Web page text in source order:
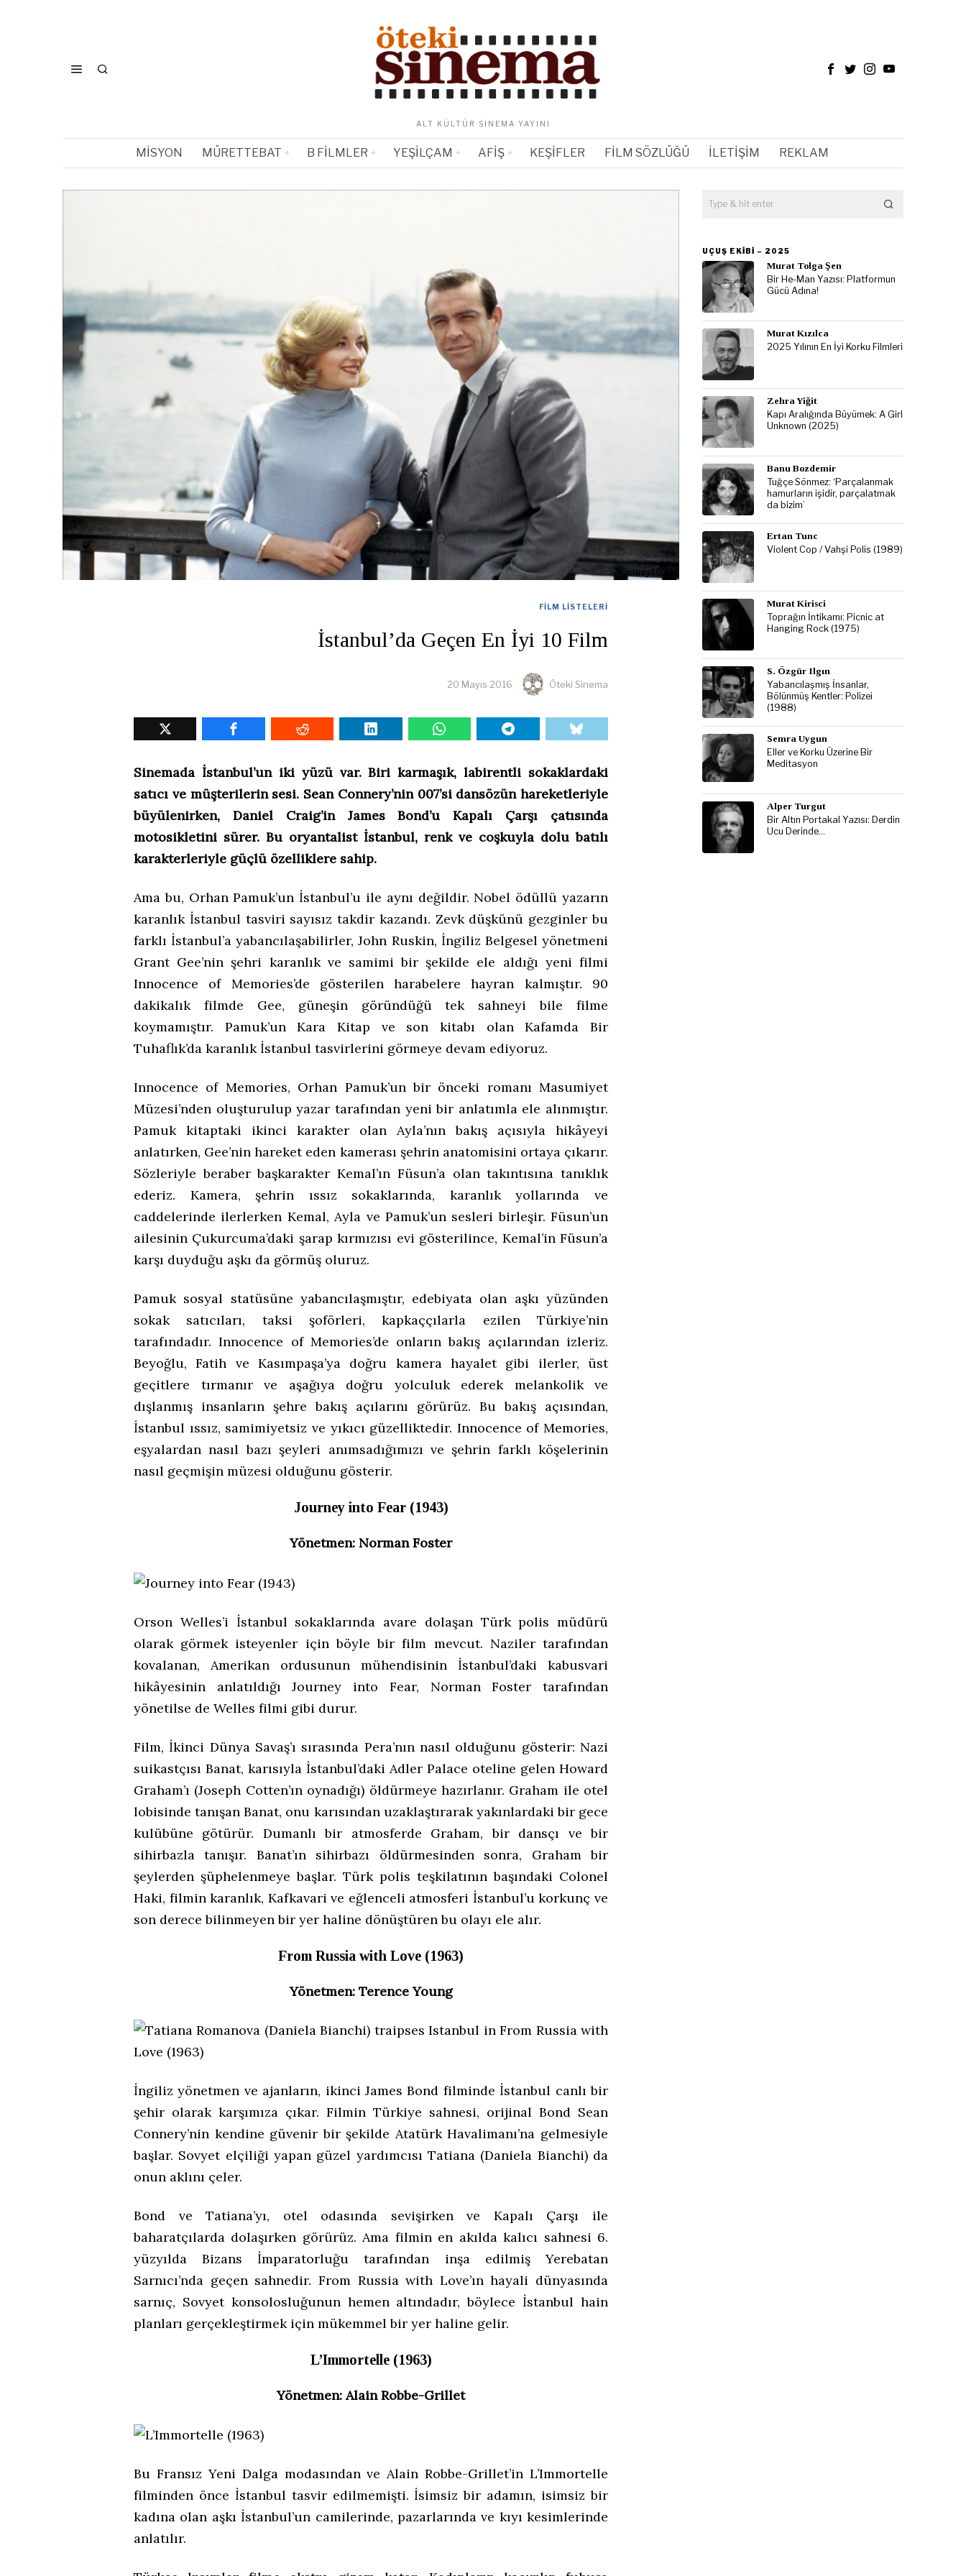
ALT KÜLTÜR SINEMA YAYINI
MISYON MÜRETTEBAT B FILMLER YEŞILÇAM AFIŞ KEŞIFLER FILM SÖZLÜĞÜ İLETIŞIM REKLAM
FILM LISTELERI
İstanbul’da Geçen En İyi 10 Film
20 Mayıs 2016 Öteki Sinema
Sinemada İstanbul’un iki yüzü var. Biri karmaşık, labirentli sokaklardaki
satıcı ve müşterilerin sesi. Sean Connery’nin 007’si dansözün hareketleriyle
büyülenirken, Daniel Craig’in James Bond’u Kapalı Çarşı çatısında
motosikletini sürer. Bu oryantalist İstanbul, renk ve coşkuyla dolu batılı
karakterleriyle güçlü özelliklere sahip.
Ama bu, Orhan Pamuk’un İstanbul’u ile aynı değildir. Nobel ödüllü yazarın
karanlık İstanbul tasviri sayısız takdir kazandı. Zevk düşkünü gezginler bu
farklı İstanbul’a yabancılaşabilirler, John Ruskin, İngiliz Belgesel yönetmeni
Grant Gee’nin şehri karanlık ve samimi bir şekilde ele aldığı yeni filmi
Innocence of Memories’de gösterilen harabelere hayran kalmıştır. 90
dakikalık filmde Gee, güneşin göründüğü tek sahneyi bile filme
koymamıştır. Pamuk’un Kara Kitap ve son kitabı olan Kafamda Bir
Tuhaflık’da karanlık İstanbul tasvirlerini görmeye devam ediyoruz.
Innocence of Memories, Orhan Pamuk’un bir önceki romanı Masumiyet
Müzesi’nden oluşturulup yazar tarafından yeni bir anlatımla ele alınmıştır.
Pamuk kitaptaki ikinci karakter olan Ayla’nın bakış açısıyla hikâyeyi
anlatırken, Gee’nin hareket eden kamerası şehrin anatomisini ortaya çıkarır.
Sözleriyle beraber başkarakter Kemal’ın Füsun’a olan takıntısına tanıklık
ederiz. Kamera, şehrin ıssız sokaklarında, karanlık yollarında ve
caddelerinde ilerlerken Kemal, Ayla ve Pamuk’un sesleri birleşir. Füsun’un
ailesinin Çukurcuma’daki şarap kırmızısı evi gösterilince, Kemal’in Füsun’a
karşı duyduğu aşkı da görmüş oluruz.
Pamuk sosyal statüsüne yabancılaşmıştır, edebiyata olan aşkı yüzünden
sokak satıcıları, taksi şoförleri, kapkaççılarla ezilen Türkiye’nin
tarafındadır. Innocence of Memories’de onların bakış açılarından izleriz.
Beyoğlu, Fatih ve Kasımpaşa’ya doğru kamera hayalet gibi ilerler, üst
geçitlere tırmanır ve aşağıya doğru yolculuk ederek melankolik ve
dışlanmış insanların şehre bakış açılarını görürüz. Bu bakış açısından,
İstanbul ıssız, samimiyetsiz ve yıkıcı güzelliktedir. Innocence of Memories,
eşyalardan nasıl bazı şeyleri anımsadığımızı ve şehrin farklı köşelerinin
nasıl geçmişin müzesi olduğunu gösterir.
Journey into Fear (1943)
Yönetmen: Norman Foster
Orson Welles’i İstanbul sokaklarında avare dolaşan Türk polis müdürü
olarak görmek isteyenler için böyle bir film mevcut. Naziler tarafından
kovalanan, Amerikan ordusunun mühendisinin İstanbul’daki kabusvari
hikâyesinin anlatıldığı Journey into Fear, Norman Foster tarafından
yönetilse de Welles filmi gibi durur.
Film, İkinci Dünya Savaş’ı sırasında Pera’nın nasıl olduğunu gösterir: Nazi
suikastçısı Banat, karısıyla İstanbul’daki Adler Palace oteline gelen Howard
Graham’ı (Joseph Cotten’ın oynadığı) öldürmeye hazırlanır. Graham ile otel
lobisinde tanışan Banat, onu karısından uzaklaştırarak yakınlardaki bir gece
kulübüne götürür. Dumanlı bir atmosferde Graham, bir dansçı ve bir
sihirbazla tanışır. Banat’ın sihirbazı öldürmesinden sonra, Graham bir
şeylerden şüphelenmeye başlar. Türk polis teşkilatının başındaki Colonel
Haki, filmin karanlık, Kafkavari ve eğlenceli atmosferi İstanbul’u korkunç ve
son derece bilinmeyen bir yer haline dönüştüren bu olayı ele alır.
From Russia with Love (1963)
Yönetmen: Terence Young
İngiliz yönetmen ve ajanların, ikinci James Bond filminde İstanbul canlı bir
şehir olarak karşımıza çıkar. Filmin Türkiye sahnesi, orijinal Bond Sean
Connery’nin kendine güvenir bir şekilde Atatürk Havalimanı’na gelmesiyle
başlar. Sovyet elçiliği yapan güzel yardımcısı Tatiana (Daniela Bianchi) da
onun aklını çeler.
Bond ve Tatiana’yı, otel odasında sevişirken ve Kapalı Çarşı ile
baharatçılarda dolaşırken görürüz. Ama filmin en akılda kalıcı sahnesi 6.
yüzyılda Bizans İmparatorluğu tarafından inşa edilmiş Yerebatan
Sarnıcı’nda geçen sahnedir. From Russia with Love’ın hayali dünyasında
sarnıç, Sovyet konsolosluğunun hemen altındadır, böylece İstanbul hain
planları gerçekleştirmek için mükemmel bir yer haline gelir.
L’Immortelle (1963)
Yönetmen: Alain Robbe-Grillet
Bu Fransız Yeni Dalga modasından ve Alain Robbe-Grillet’in L’Immortelle
filminden önce İstanbul tasvir edilmemişti. İsimsiz bir adamın, isimsiz bir
kadına olan aşkı İstanbul’un camilerinde, pazarlarında ve kıyı kesimlerinde
anlatılır.
UÇUŞ EKIBI – 2025
Murat Tolga Şen
Bir He-Man Yazısı: Platformun
Gücü Adına!
Murat Kızılca
2025 Yılının En İyi Korku Filmleri
Zehra Yiğit
Kapı Aralığında Büyümek: A Girl
Unknown (2025)
Banu Bozdemir
Tuğçe Sönmez: ‘Parçalanmak
hamurların işidir, parçalatmak
da bizim’
Ertan Tunc
Violent Cop / Vahşi Polis (1989)
Murat Kirisci
Toprağın İntikamı: Picnic at
Hanging Rock (1975)
S. Özgür Ilgın
Yabancılaşmış İnsanlar,
Bölünmüş Kentler: Polizei
(1988)
Semra Uygun
Eller ve Korku Üzerine Bir
Meditasyon
Alper Turgut
Bir Altın Portakal Yazısı: Derdin
Ucu Derinde…